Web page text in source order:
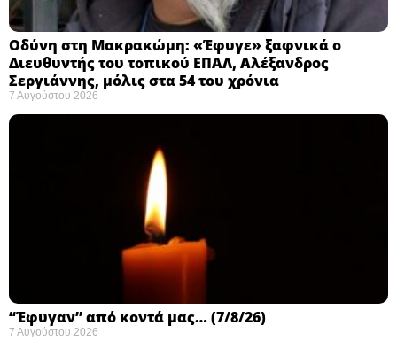
Οδύνη στη Μακρακώμη: «Έφυγε» ξαφνικά ο
Διευθυντής του τοπικού ΕΠΑΛ, Αλέξανδρος
Σεργιάννης, μόλις στα 54 του χρόνια
7 Αυγούστου 2026
“Έφυγαν” από κοντά μας… (7/8/26)
7 Αυγούστου 2026